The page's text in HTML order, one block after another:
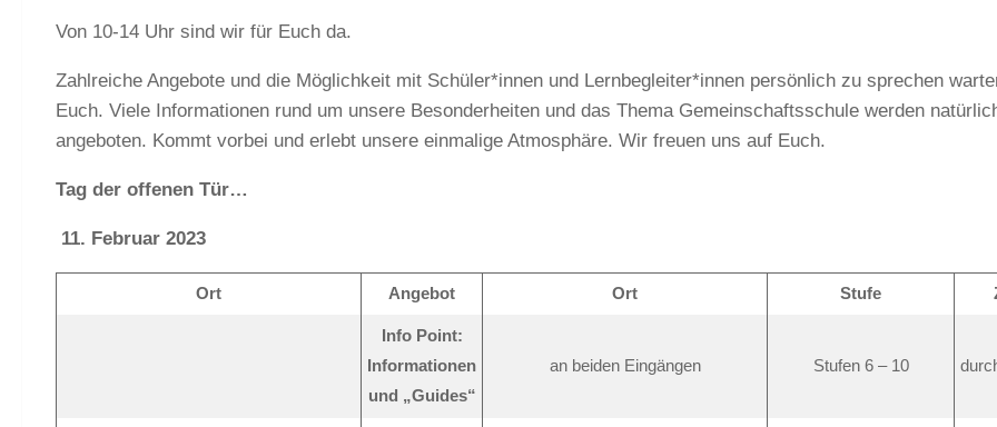
Von 10-14 Uhr sind wir für Euch da.
Zahlreiche Angebote und die Möglichkeit mit Schüler*innen und Lernbegleiter*innen persönlich zu sprechen
Euch. Viele Informationen rund um unsere Besonderheiten und das Thema Gemeinschaftsschule werden
angeboten. Kommt vorbei und erlebt unsere einmalige Atmosphäre. Wir freuen uns auf Euch.
Tag der offenen Tür…
11. Februar 2023
Ort Angebot Ort Stufe
Info Point:
Informationen
und „Guides“
an beiden Eingängen Stufen 6 – 10